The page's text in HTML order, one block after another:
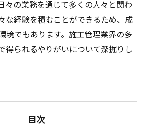
々の業務を通じて多くの人々と関わ
な経験を積むことができるため、成
境でもあります。施工管理業界の多
得られるやりがいについて深掘りし
目次